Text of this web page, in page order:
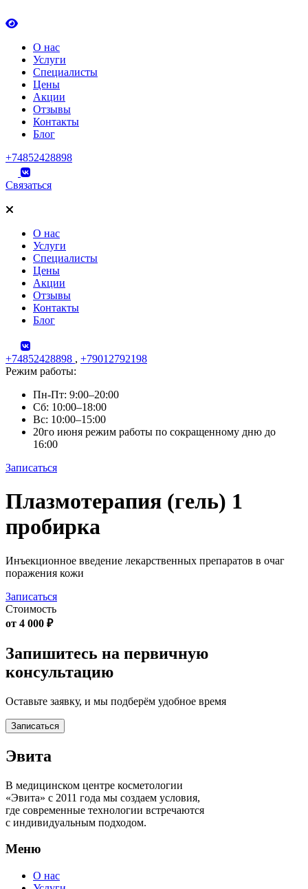
О нас
Услуги
Специалисты
Цены
Акции
Отзывы
Контакты
Блог
+74852428898
Связаться
О нас
Услуги
Специалисты
Цены
Акции
Отзывы
Контакты
Блог
+74852428898 , +79012792198
Режим работы:
Пн-Пт: 9:00–20:00
Сб: 10:00–18:00
Вс: 10:00–15:00
20го июня режим работы по сокращенному дню до
16:00
Записаться
Skip
to
Плазмотерапия (гель) 1
пробирка
Инъекционное введение лекарственных препаратов в очаг
поражения кожи
Записаться
Стоимость
от 4 000 ₽
Запишитесь на первичную
консультацию
Оставьте заявку, и мы подберём удобное время
Записаться
Эвита
В медицинском центре косметологии
«Эвита» с 2011 года мы создаем условия,
где современные технологии встречаются
с индивидуальным подходом.
Меню
О нас